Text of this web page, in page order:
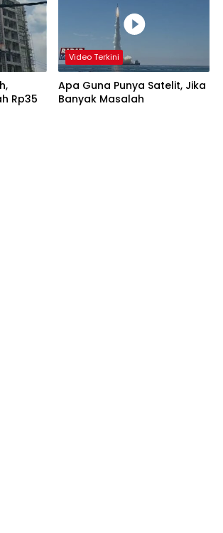
Rp35
Video Terkini
Apa Guna Punya Satelit, Jika
Banyak Masalah